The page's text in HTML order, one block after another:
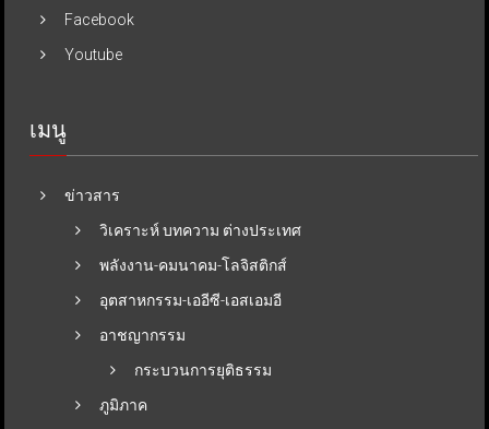
Facebook
Youtube
เมนู
ข่าวสาร
วิเคราะห์ บทความ ต่างประเทศ
พลังงาน-คมนาคม-โลจิสติกส์
อุตสาหกรรม-เออีซี-เอสเอมอี
อาชญากรรม
กระบวนการยุติธรรม
ภูมิภาค